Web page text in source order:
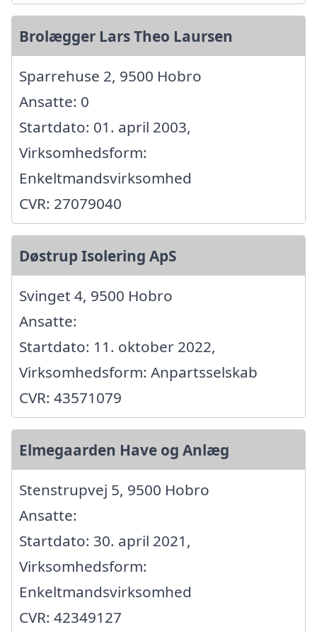
Brolægger Lars Theo Laursen
Sparrehuse 2, 9500 Hobro
Ansatte: 0
Startdato: 01. april 2003,
Virksomhedsform:
Enkeltmandsvirksomhed
CVR: 27079040
Døstrup Isolering ApS
Svinget 4, 9500 Hobro
Ansatte:
Startdato: 11. oktober 2022,
Virksomhedsform: Anpartsselskab
CVR: 43571079
Elmegaarden Have og Anlæg
Stenstrupvej 5, 9500 Hobro
Ansatte:
Startdato: 30. april 2021,
Virksomhedsform:
Enkeltmandsvirksomhed
CVR: 42349127